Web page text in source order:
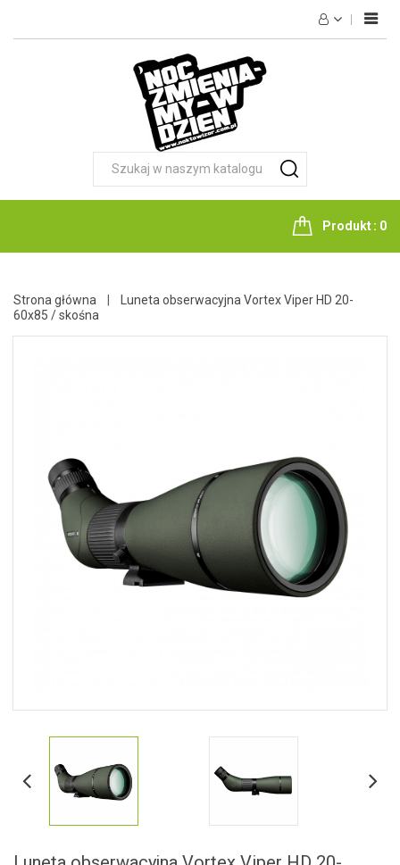
NOKTOWIZJA
NOŻE
AKCESORIA
KONTAKT
Produkt 0
Strona główna
Luneta obserwacyjna Vortex Viper HD 20-
60x85 / skośna